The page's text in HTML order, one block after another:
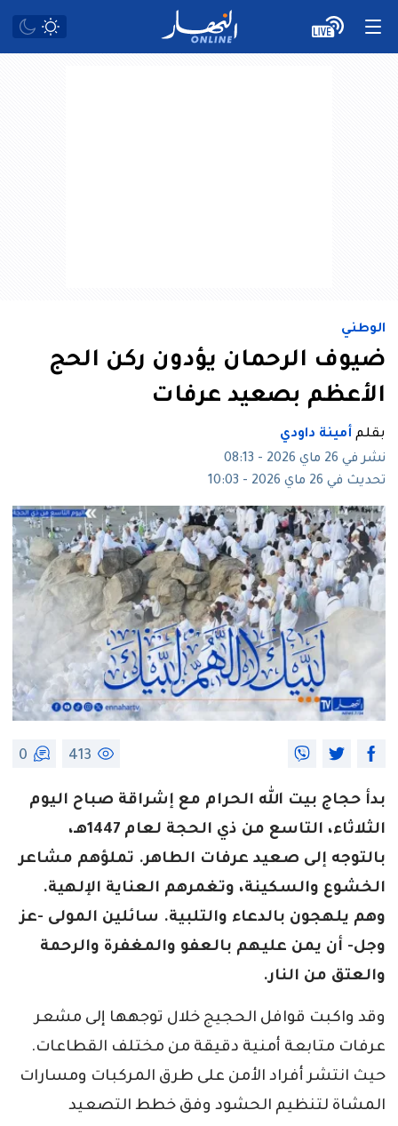
الوطني
ضيوف الرحمان يؤدون ركن الحج
الأعظم بصعيد عرفات
بقلم أمينة داودي
نشر في 26 ماي 2026 - 08:13
تحديث في 26 ماي 2026 - 10:03
413
0
بدأ حجاج بيت الله الحرام مع إشراقة صباح اليوم
الثلاثاء، التاسع من ذي الحجة لعام 1447هـ،
بالتوجه إلى صعيد عرفات الطاهر. تملؤهم مشاعر
الخشوع والسكينة، وتغمرهم العناية الإلهية.
وهم يلهجون بالدعاء والتلبية. سائلين المولى -عز
وجل- أن يمن عليهم بالعفو والمغفرة والرحمة
والعتق من النار.
وقد واكبت قوافل الحجيج خلال توجهها إلى مشعر
عرفات متابعة أمنية دقيقة من مختلف القطاعات.
حيث انتشر أفراد الأمن على طرق المركبات ومسارات
المشاة لتنظيم الحشود وفق خطط التصعيد